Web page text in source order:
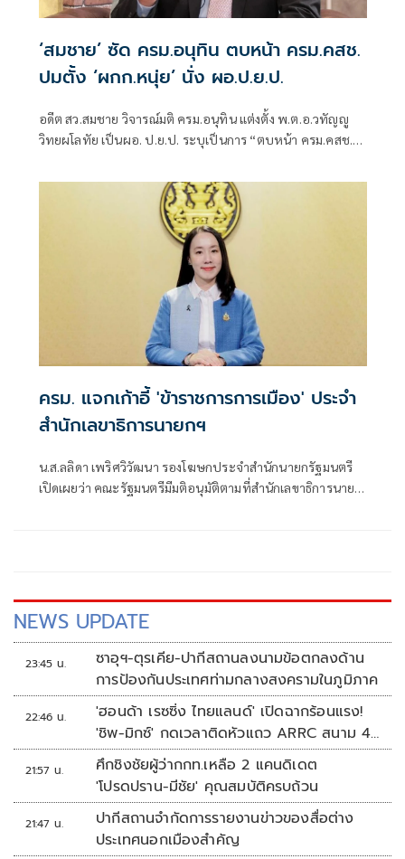
‘สมชาย’ ซัด ครม.อนุทิน ตบหน้า ครม.คสช.
ปมตั้ง ‘ผกก.หนุ่ย’ นั่ง ผอ.ป.ย.ป.
อดีต สว.สมชาย วิจารณ์มติ ครม.อนุทิน แต่งตั้ง พ.ต.อ.วทัญญู
วิทยผโลทัย เป็นผอ. ป.ย.ป. ระบุเป็นการ “ตบหน้า ครม.คสช.”
ชาติ
ครม. แจกเก้าอี้ 'ข้าราชการการเมือง' ประจำ
สำนักเลขาธิการนายกฯ
น.ส.ลลิดา เพริศวิวัฒนา รองโฆษกประจำสำนักนายกรัฐมนตรี
เปิดเผยว่า คณะรัฐมนตรีมีมติอนุมัติตามที่สำนักเลขาธิการนายก
NEWS UPDATE
23:45 น.
ซาอุฯ-ตุรเคีย-ปากีสถานลงนามข้อตกลงด้าน
การป้องกันประเทศท่ามกลางสงครามในภูมิภาค
22:46 น.
'ฮอนด้า เรซซิ่ง ไทยแลนด์' เปิดฉากร้อนแรง!
'ชิพ-มิกซ์' กดเวลาติดหัวแถว ARRC สนาม 4
ที่มัลดาลิกา
21:57 น.
ศึกชิงชัยผู้ว่ากกท.เหลือ 2 แคนดิเดต
'โปรดปราน-มีชัย' คุณสมบัติครบถ้วน
21:47 น.
ปากีสถานจำกัดการรายงานข่าวของสื่อต่าง
ประเทศนอกเมืองสำคัญ